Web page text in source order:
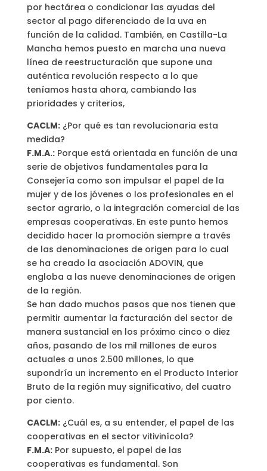
por hectárea o condicionar las ayudas del
sector al pago diferenciado de la uva en
función de la calidad. También, en Castilla-La
Mancha hemos puesto en marcha una nueva
línea de reestructuración que supone una
auténtica revolución respecto a lo que
teníamos hasta ahora, cambiando las
prioridades y criterios,
CACLM:¿Por qué es tan revolucionaria esta
medida?
F.M.A.:Porque está orientada en función de una
serie de objetivos fundamentales para la
Consejería como son impulsar el papel de la
mujer y de los jóvenes o los profesionales en el
sector agrario, o la integración comercial de las
empresas cooperativas. En este punto hemos
decidido hacer la promoción siempre a través
de las denominaciones de origen para lo cual
se ha creado la asociación ADOVIN, que
engloba a las nueve denominaciones de origen
de la región.
Se han dado muchos pasos que nos tienen que
permitir aumentar la facturación del sector de
manera sustancial en los próximo cinco o diez
años, pasando de los mil millones de euros
actuales a unos 2.500 millones, lo que
supondría un incremento en el Producto Interior
Bruto de la región muy significativo, del cuatro
por ciento.
CACLM:¿Cuál es, a su entender, el papel de las
cooperativas en el sector vitivinícola?
F.M.A:Por supuesto, el papel de las
cooperativas es fundamental. Son